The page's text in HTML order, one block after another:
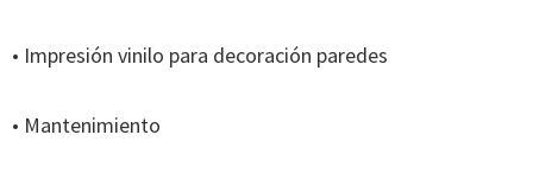
• Impresión vinilo para decoración paredes
• Mantenimiento